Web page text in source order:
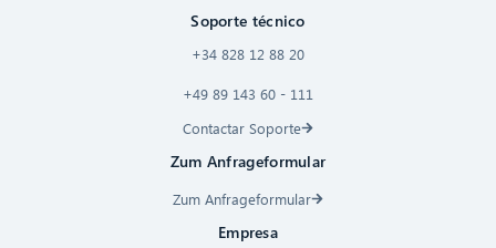
Soporte técnico
+34 828 12 88 20
+49 89 143 60 - 111
Contactar Soporte
Zum Anfrageformular
Zum Anfrageformular
Empresa